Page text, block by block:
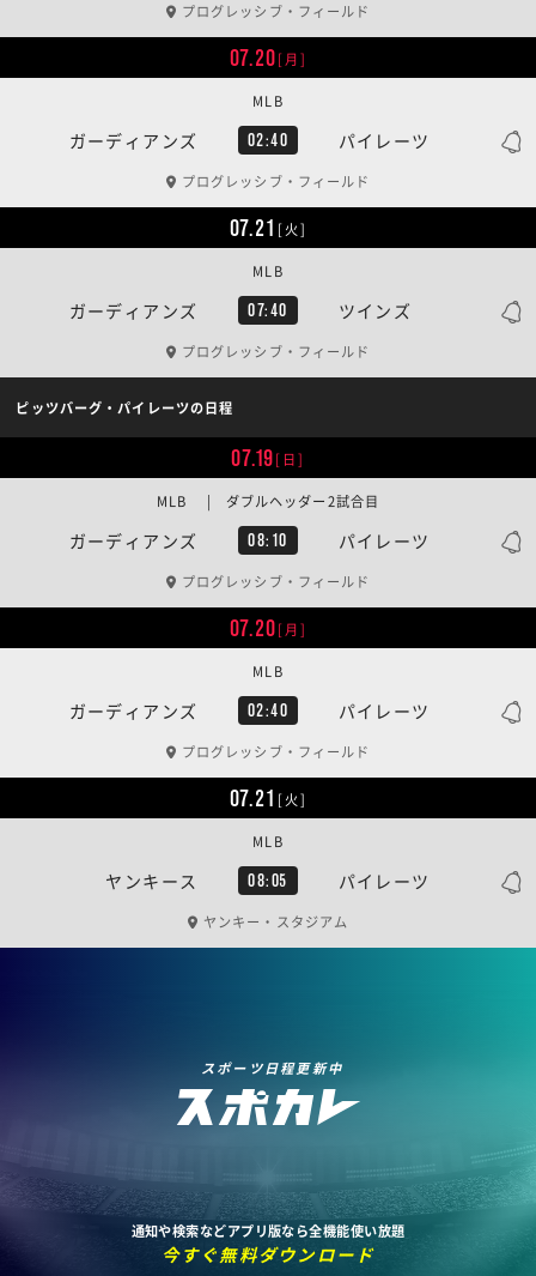
プログレッシブ・フィールド
07.20[月]
ガーディアンズ 02:40 パイレーツ
MLB
プログレッシブ・フィールド
07.21 [火]
ガーディアンズ 07:40 ツインズ
MLB
プログレッシブ・フィールド
ピッツバーグ・パイレーツの日程
07.19[日]
ガーディアンズ 08:10 パイレーツ
MLB | ダブルヘッダー2試合目
プログレッシブ・フィールド
07.20[月]
ガーディアンズ 02:40 パイレーツ
MLB
プログレッシブ・フィールド
07.21 [火]
ヤンキース 08:05 パイレーツ
MLB
ヤンキー・スタジアム
スポーツ日程更新中
通知や検索などアプリ版なら全機能使い放題
今すぐ無料ダウンロード